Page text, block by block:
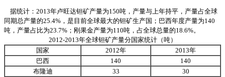
据统计：2013年卢旺达钽矿产量为150吨，产量与上年持平，产量占全球
同期总产量的25.4%，是目前全球最大的钽矿生产国；巴西年度产量为140
吨，产量占比为23.7%；刚果金产量为110吨，占全球总量的18.6%。
2012-2013年全球钽矿产量分国家统计（吨）
国家
2012年
2013年
巴西
140
140
布隆迪
33
30